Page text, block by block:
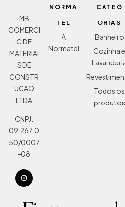
MB
COMERCI
O DE
MATERIAI
S DE
CONSTR
UCAO
LTDA
CNPJ:
09.267.0
50/0007
-08
NORMA
TEL
A
Normatel
CATEG
ORIAS
Banheiro
Cozinha e
Todos os
produtos